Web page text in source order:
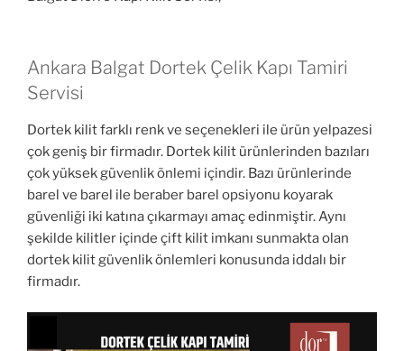
Ankara Balgat Dortek Çelik Kapı Tamiri
Servisi
Dortek kilit farklı renk ve seçenekleri ile ürün yelpazesi
çok geniş bir firmadır. Dortek kilit ürünlerinden bazıları
çok yüksek güvenlik önlemi içindir. Bazı ürünlerinde
barel ve barel ile beraber barel opsiyonu koyarak
güvenliği iki katına çıkarmayı amaç edinmiştir. Aynı
şekilde kilitler içinde çift kilit imkanı sunmakta olan
dortek kilit güvenlik önlemleri konusunda iddalı bir
firmadır.